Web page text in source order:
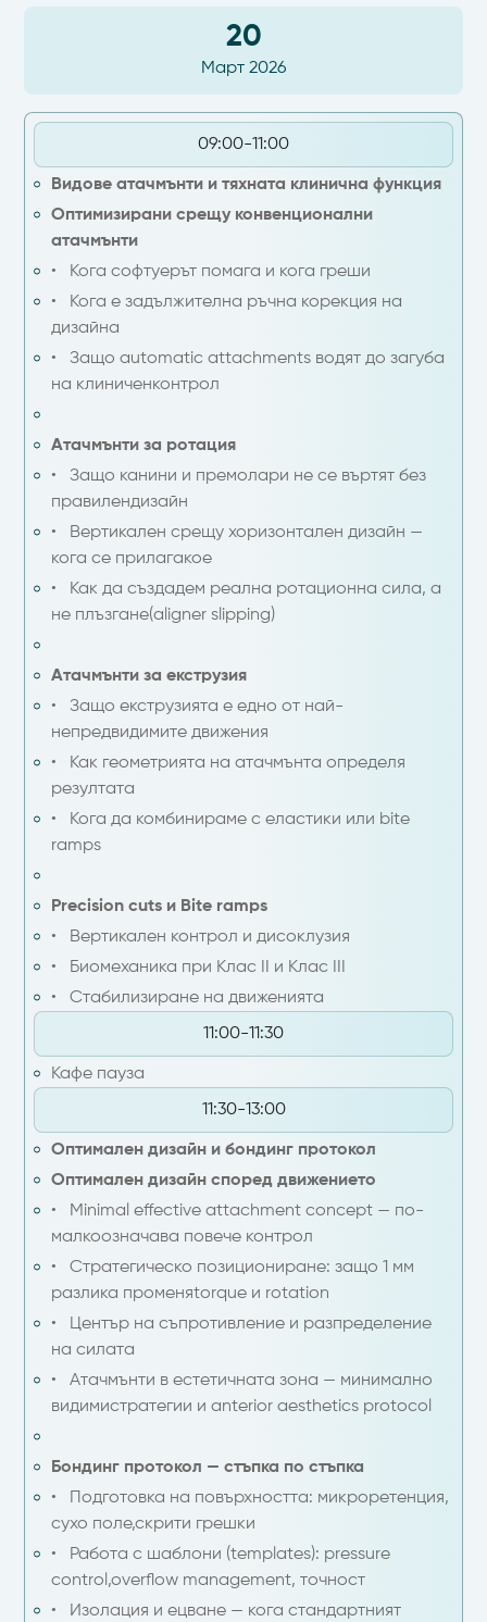
20
Март 2026
09:00-11:00
Видове атачмънти и тяхната клинична функция
Оптимизирани срещу конвенционални
атачмънти
• Кога софтуерът помага и кога греши
• Кога е задължителна ръчна корекция на
дизайна
• Защо automatic attachments водят до загуба
на клиниченконтрол
Атачмънти за ротация
• Защо канини и премолари не се въртят без
правилендизайн
• Вертикален срещу хоризонтален дизайн —
кога се прилагакое
• Как да създадем реална ротационна сила, а
не плъзгане(aligner slipping)
Атачмънти за екструзия
• Защо екструзията е едно от най-
непредвидимите движения
• Как геометрията на атачмънта определя
резултата
• Кога да комбинираме с еластики или bite
ramps
Precision cuts и Bite ramps
• Вертикален контрол и дисоклузия
• Биомеханика при Клас II и Клас III
• Стабилизиране на движенията
11:00-11:30
Кафе пауза
11:30-13:00
Оптимален дизайн и бондинг протокол
Оптимален дизайн според движението
• Minimal effective attachment concept — по-
малкоозначава повече контрол
• Стратегическо позициониране: защо 1 мм
разлика променяtorque и rotation
• Център на съпротивление и разпределение
на силата
• Атачмънти в естетичната зона — минимално
видимистратегии и anterior aesthetics protocol
Бондинг протокол — стъпка по стъпка
• Подготовка на повърхността: микроретенция,
сухо поле,скрити грешки
• Работа с шаблони (templates): pressure
control,overflow management, точност
• Изолация и ецване — кога стандартният